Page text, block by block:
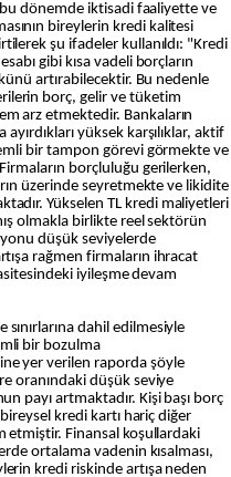
bu dönemde iktisadi faaliyette ve
bireylerin kredi kalitesi
şu ifadeler kullanıldı: "Kredi
gibi kısa vadeli borçların
artırabilecektir. Bu nedenle
borç, gelir ve tüketim
arz etmektedir. Bankaların
yüksek karşılıklar, aktif
bir tampon görevi görmekte ve
borçluluğu gerilerken,
üzerinde seyretmekte ve likidite
Yükselen TL kredi maliyetleri
olmakla birlikte reel sektörün
düşük seviyelerde
rağmen firmaların ihracat
iyileşme devam
dahil edilmesiyle
bir bozulma
yer verilen raporda şöyle
oranındaki düşük seviye
payı artmaktadır. Kişi başı borç
kredi kartı hariç diğer
etmiştir. Finansal koşullardaki
ortalama vadenin kısalması,
kredi riskinde artışa neden